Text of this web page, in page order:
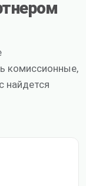
комиссионные,
найдется